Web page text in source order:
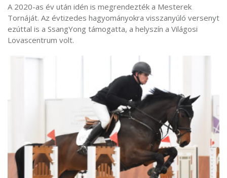
A 2020-as év után idén is megrendezték a Mesterek
Tornáját. Az évtizedes hagyományokra visszanyúló versenyt
ezúttal is a SsangYong támogatta, a helyszín a Világosi
Lovascentrum volt.